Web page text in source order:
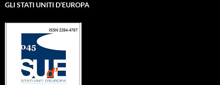
GLI STATI UNITI D’EUROPA